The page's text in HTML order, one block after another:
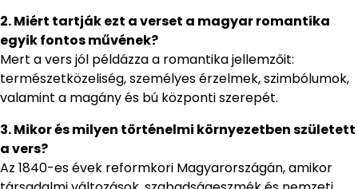
2. Miért tartják ezt a verset a magyar romantika
egyik fontos művének?
Mert a vers jól példázza a romantika jellemzőit:
természetközeliség, személyes érzelmek, szimbólumok,
valamint a magány és bú központi szerepét.
3. Mikor és milyen történelmi környezetben született
a vers?
Az 1840-es évek reformkori Magyarországán, amikor